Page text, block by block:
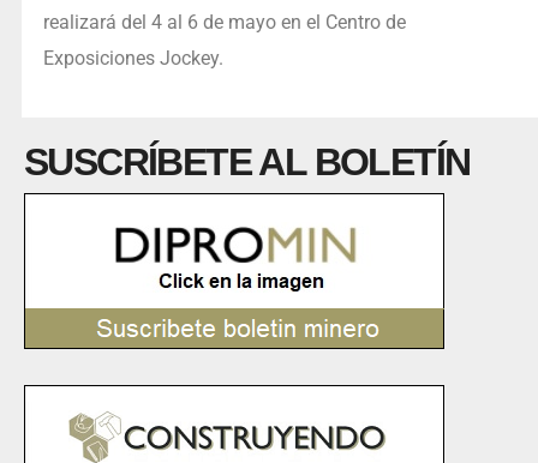
realizará del 4 al 6 de mayo en el Centro de
Exposiciones Jockey.
SUSCRÍBETE AL BOLETÍN